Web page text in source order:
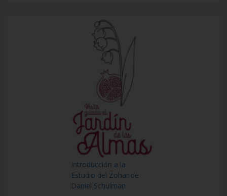
Introducción a la
Estudio del Zohar de
Daniel Schulman